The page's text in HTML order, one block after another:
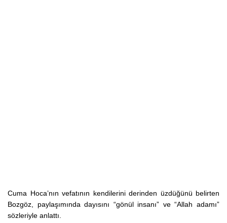
Cuma Hoca’nın vefatının kendilerini derinden üzdüğünü belirten
Bozgöz, paylaşımında dayısını “gönül insanı” ve “Allah adamı”
sözleriyle anlattı.